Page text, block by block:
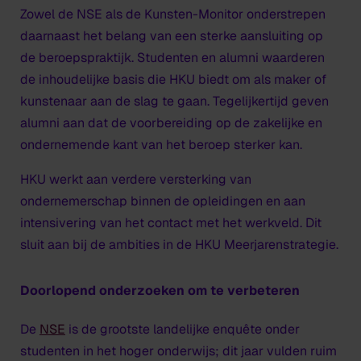
Zowel de NSE als de Kunsten-Monitor onderstrepen
daarnaast het belang van een sterke aansluiting op
de beroepspraktijk. Studenten en alumni waarderen
de inhoudelijke basis die HKU biedt om als maker of
kunstenaar aan de slag te gaan. Tegelijkertijd geven
alumni aan dat de voorbereiding op de zakelijke en
ondernemende kant van het beroep sterker kan.
HKU werkt aan verdere versterking van
ondernemerschap binnen de opleidingen en aan
intensivering van het contact met het werkveld. Dit
sluit aan bij de ambities in de HKU Meerjarenstrategie.
Doorlopend onderzoeken om te verbeteren
De NSE is de grootste landelijke enquête onder
studenten in het hoger onderwijs; dit jaar vulden ruim